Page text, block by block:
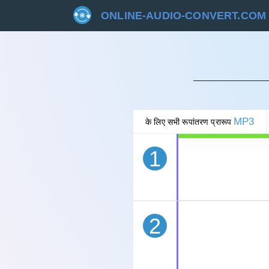
ONLINE-AUDIO-CONVERT.COM
के लिए सभी रूपांतरण प्रारूप MP3
1
रद्द
2